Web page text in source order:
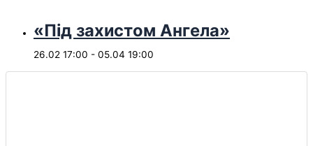
«Під захистом Ангела»
26.02 17:00 - 05.04 19:00